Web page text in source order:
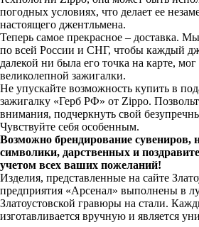
погодных условиях, что делает ее
настоящего джентльмена.
Теперь самое прекрасное – доставка.
по всей России и СНГ, чтобы каждый
далекой ни была его точка на карте, мог
великолепной зажигалки.
Не упускайте возможность купить в
зажигалку «Герб РФ» от Zippo.
внимания, подчеркнуть свой
Чувствуйте себя особенным.
Возможно брендирование сувениров,
символики, дарственных и
учетом всех ваших пожеланий!
Изделия, представленные на сайте
предприятия «Арсенал» выполнены в
Златоустовской гравюры на стали.
изготавливается вручную и является